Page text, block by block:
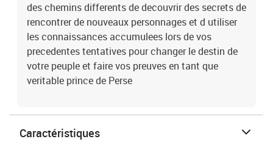
des chemins differents de decouvrir des secrets de
rencontrer de nouveaux personnages et d utiliser
les connaissances accumulees lors de vos
precedentes tentatives pour changer le destin de
votre peuple et faire vos preuves en tant que
veritable prince de Perse
Caractéristiques